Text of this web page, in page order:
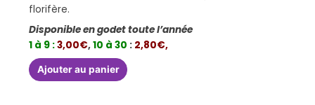
florifère.
Disponible en godet toute l’année
1 à 9 :3,00€,10 à 30 : 2,80€,
Ajouter au panier